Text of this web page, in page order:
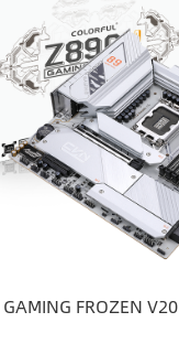
FROZEN V20